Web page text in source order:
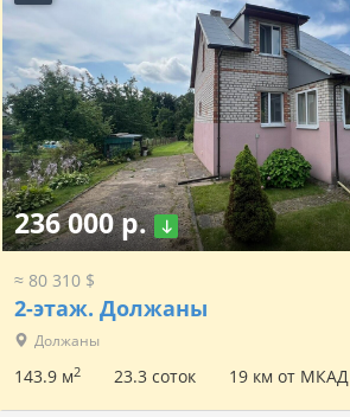
236 000 р.
≈ 80 310 $
2-этаж. Должаны
Должаны
143.9 м2 23.3 соток 19 км от МКАД